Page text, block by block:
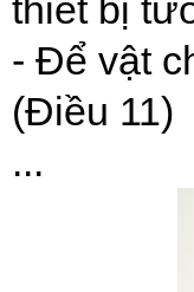
thiết bị
- Để vật
(Điều 11)
...